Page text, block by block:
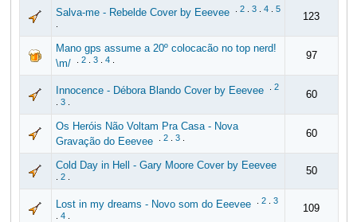
Salva-me - Rebelde Cover by Eeevee 2. 3. 4. 5
123
Mano gps assume a 20º colocacão no top nerd!
\m/
2. 3. 4. 97
Innocence - Débora Blando Cover by Eeevee
2
3.
60
Os Heróis Não Voltam Pra Casa - Nova
Gravação do Eeevee
2. 3. 60
Cold Day in Hell - Gary Moore Cover by Eeevee
2. 50
Lost in my dreams - Novo som do Eeevee 2. 3
4.
109